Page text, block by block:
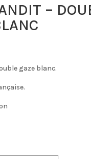
–
gaze blanc.